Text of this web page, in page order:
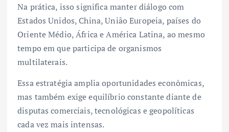
Na prática, isso significa manter diálogo com
Estados Unidos, China, União Europeia, países do
Oriente Médio, África e América Latina, ao mesmo
tempo em que participa de organismos
multilaterais.
Essa estratégia amplia oportunidades econômicas,
mas também exige equilíbrio constante diante de
disputas comerciais, tecnológicas e geopolíticas
cada vez mais intensas.